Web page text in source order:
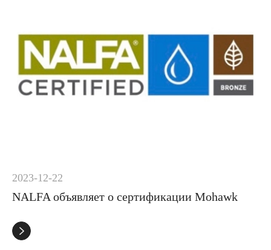
2023-12-22
NALFA объявляет о сертификации Mohawk
